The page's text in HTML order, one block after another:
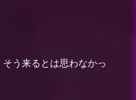
う来るとは思わなかっ